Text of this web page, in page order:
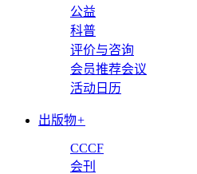
公益
科普
评价与咨询
会员推荐会议
活动日历
出版物+
CCCF
会刊